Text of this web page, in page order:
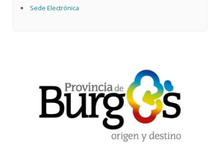
Sede Electrónica